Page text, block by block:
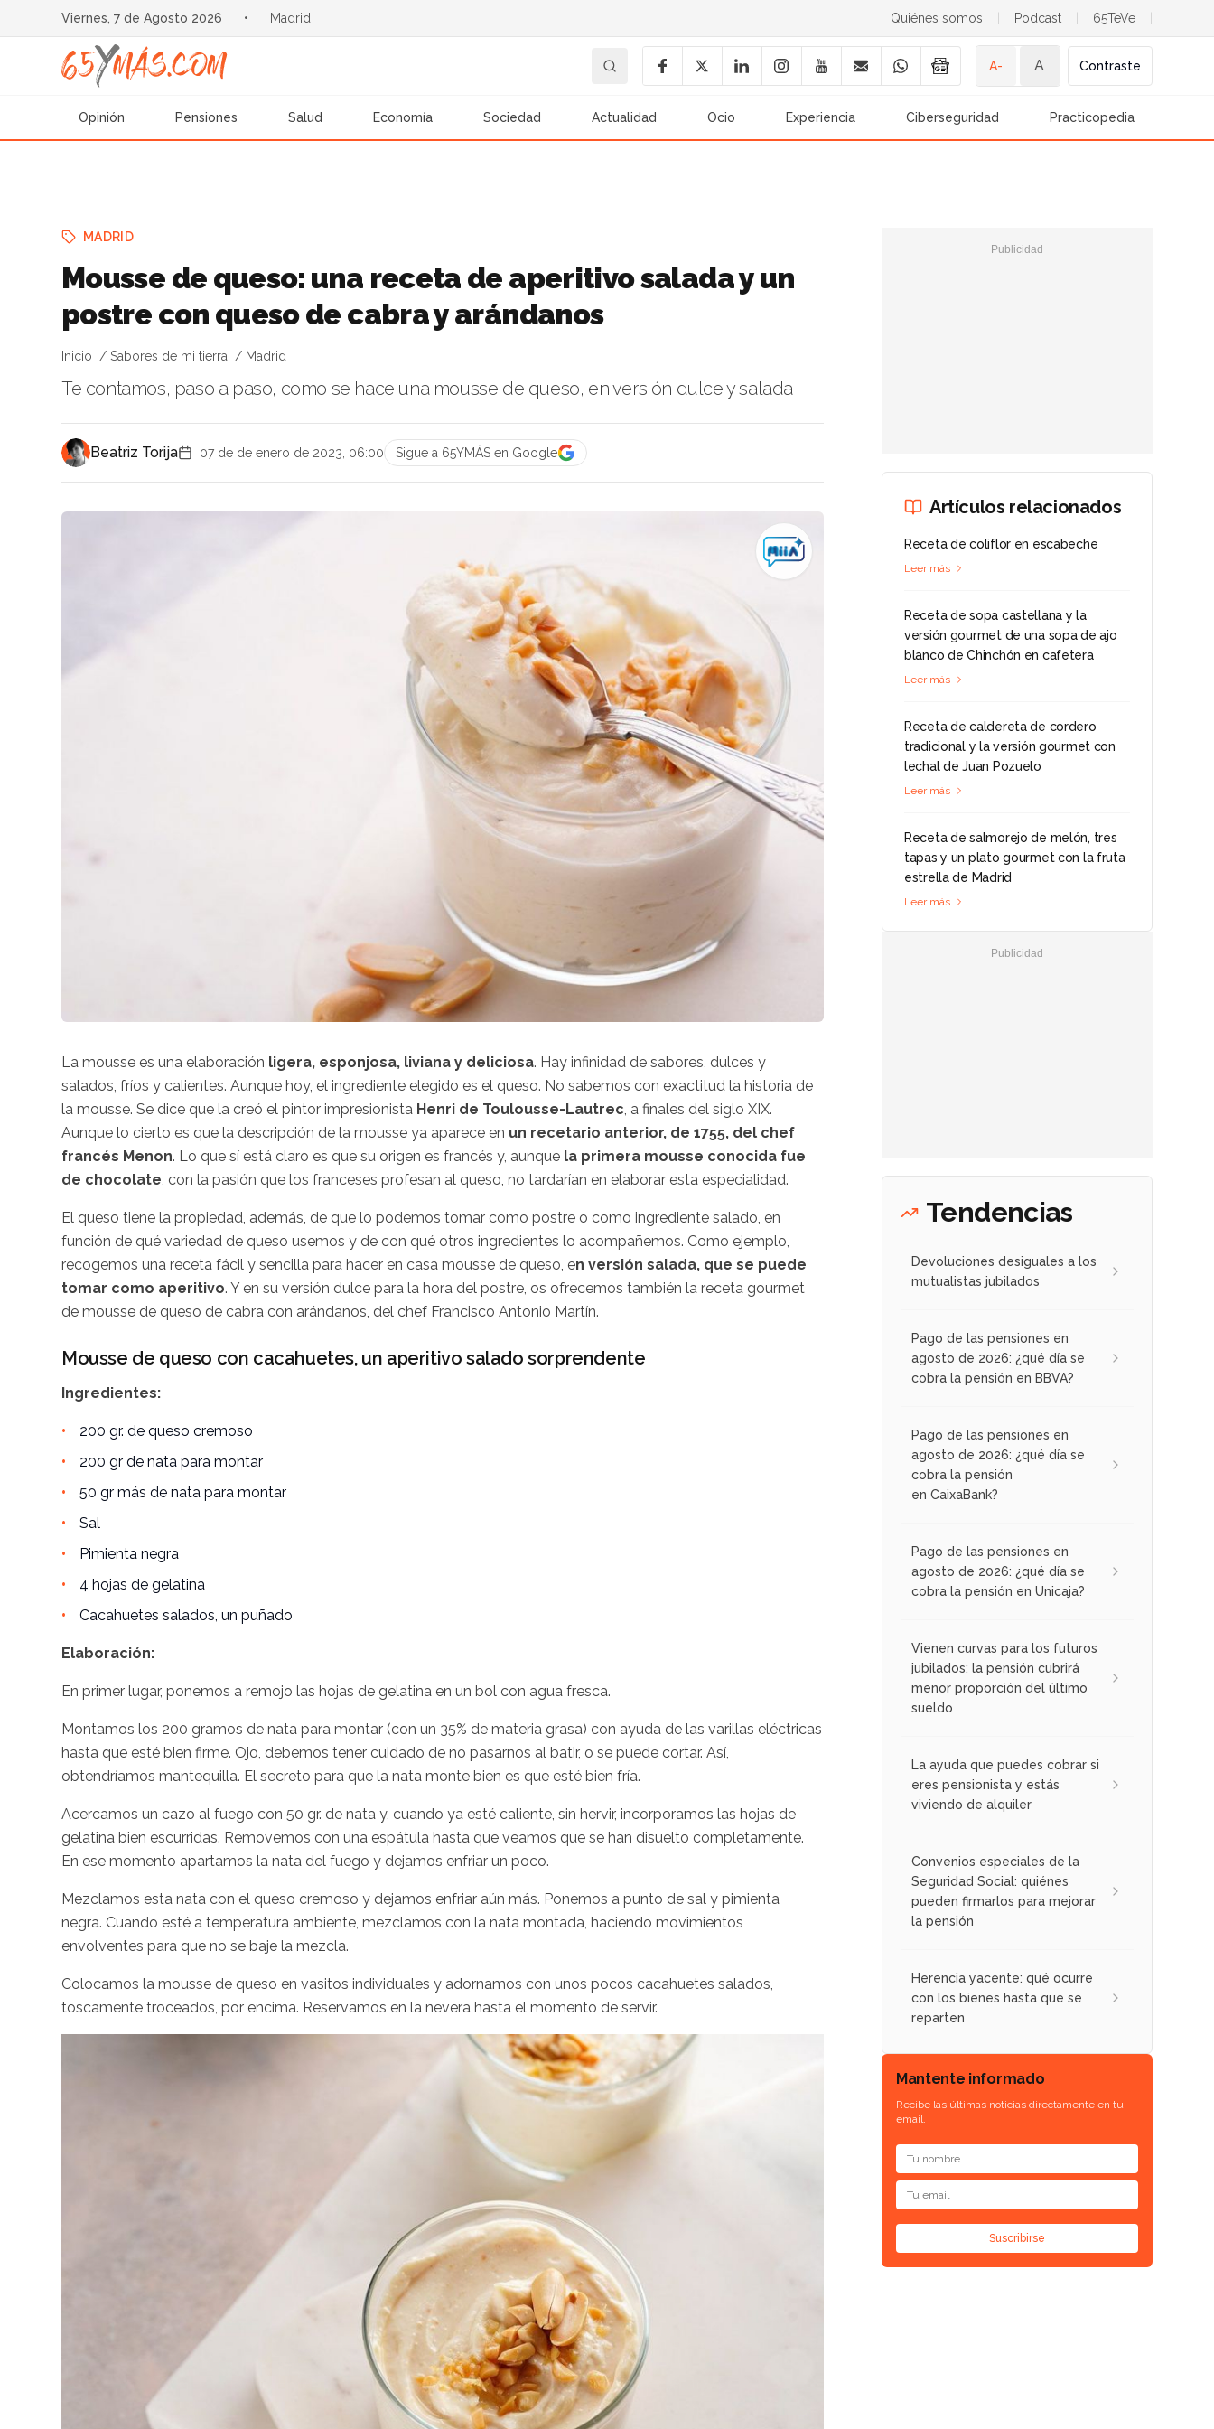
Viernes, 7 de Agosto 2026 • Madrid Quiénes somos Podcast 65TeVe
A- A Contraste
Opinión Pensiones Salud Economía Sociedad Actualidad Ocio Experiencia Ciberseguridad Practicopedia
MADRID
Mousse de queso: una receta de aperitivo salada y un
postre con queso de cabra y arándanos
Inicio Sabores de mi tierra Madrid
Te contamos, paso a paso, como se hace una mousse de queso, en versión dulce y salada
Beatriz Torija 07 de de enero de 2023, 06:00 Sigue a 65YMÁS en Google
La mousse es una elaboración ligera, esponjosa, liviana y deliciosa. Hay infinidad de sabores, dulces y
salados, fríos y calientes. Aunque hoy, el ingrediente elegido es el queso. No sabemos con exactitud la historia de
la mousse. Se dice que la creó el pintor impresionista Henri de Toulousse-Lautrec , a finales del siglo XIX.
Aunque lo cierto es que la descripción de la mousse ya aparece en un recetario anterior, de 1755, del chef
francés Menon. Lo que sí está claro es que su origen es francés y, aunque la primera mousse conocida fue
de chocolate , con la pasión que los franceses profesan al queso, no tardarían en elaborar esta especialidad.
El queso tiene la propiedad, además, de que lo podemos tomar como postre o como ingrediente salado, en
función de qué variedad de queso usemos y de con qué otros ingredientes lo acompañemos. Como ejemplo,
recogemos una receta fácil y sencilla para hacer en casa mousse de queso, en versión salada, que se puede
tomar como aperitivo. Y en su versión dulce para la hora del postre, os ofrecemos también la receta gourmet
de mousse de queso de cabra con arándanos, del chef Francisco Antonio Martín.
Mousse de queso con cacahuetes, un aperitivo salado sorprendente
Ingredientes:
200 gr. de queso cremoso
200 gr de nata para montar
50 gr más de nata para montar
Sal
Pimienta negra
4 hojas de gelatina
Cacahuetes salados, un puñado
Elaboración:
En primer lugar, ponemos a remojo las hojas de gelatina en un bol con agua fresca.
Montamos los 200 gramos de nata para montar (con un 35% de materia grasa) con ayuda de las varillas eléctricas
hasta que esté bien firme. Ojo, debemos tener cuidado de no pasarnos al batir, o se puede cortar. Así,
obtendríamos mantequilla. El secreto para que la nata monte bien es que esté bien fría.
Acercamos un cazo al fuego con 50 gr. de nata y, cuando ya esté caliente, sin hervir, incorporamos las hojas de
gelatina bien escurridas. Removemos con una espátula hasta que veamos que se han disuelto completamente.
En ese momento apartamos la nata del fuego y dejamos enfriar un poco.
Mezclamos esta nata con el queso cremoso y dejamos enfriar aún más. Ponemos a punto de sal y pimienta
negra. Cuando esté a temperatura ambiente, mezclamos con la nata montada, haciendo movimientos
envolventes para que no se baje la mezcla.
Colocamos la mousse de queso en vasitos individuales y adornamos con unos pocos cacahuetes salados,
toscamente troceados, por encima. Reservamos en la nevera hasta el momento de servir.
Artículos relacionados
Receta de coliflor en escabeche
Leer más
Receta de sopa castellana y la
versión gourmet de una sopa de ajo
blanco de Chinchón en cafetera
Leer más
Receta de caldereta de cordero
tradicional y la versión gourmet con
lechal de Juan Pozuelo
Leer más
Receta de salmorejo de melón, tres
tapas y un plato gourmet con la fruta
estrella de Madrid
Leer más
Tendencias
Devoluciones desiguales a los
mutualistas jubilados
Pago de las pensiones en
agosto de 2026: ¿qué día se
cobra la pensión en BBVA?
Pago de las pensiones en
agosto de 2026: ¿qué día se
cobra la pensión
en CaixaBank?
Pago de las pensiones en
agosto de 2026: ¿qué día se
cobra la pensión en Unicaja?
Vienen curvas para los futuros
jubilados: la pensión cubrirá
menor proporción del último
sueldo
La ayuda que puedes cobrar si
eres pensionista y estás
viviendo de alquiler
Convenios especiales de la
Seguridad Social: quiénes
pueden firmarlos para mejorar
la pensión
Herencia yacente: qué ocurre
con los bienes hasta que se
reparten
Mantente informado
Recibe las últimas noticias directamente en tu
email.
Suscribirse